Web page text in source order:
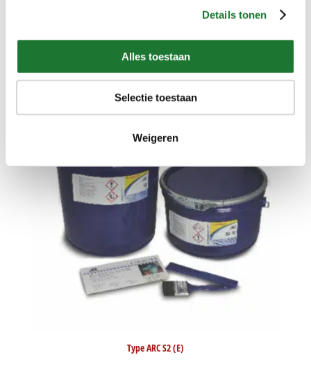
Details tonen
Alles toestaan
Selectie toestaan
Weigeren
Type ARC S1PW
Type ARC S2 (E)